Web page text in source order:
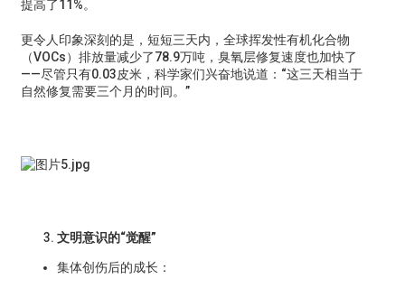
提高了11%。
更令人印象深刻的是，短短三天内，全球挥发性有机化合物
（VOCs）排放量减少了78.9万吨，臭氧层修复速度也加快了
——尽管只有0.03皮米，科学家们兴奋地说道：“这三天相当于
自然修复需要三个月的时间。”
文明意识的“觉醒”
集体创伤后的成长：